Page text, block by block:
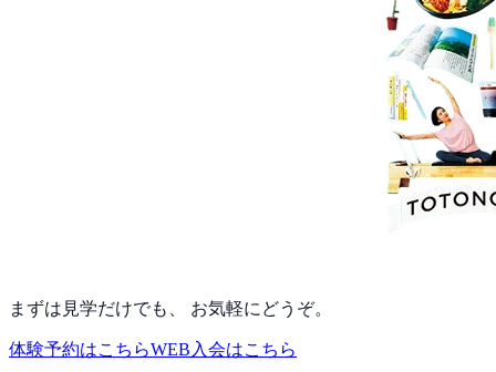
まずは見学だけでも、 お気軽にどうぞ。
体験予約はこちらWEB入会はこちら